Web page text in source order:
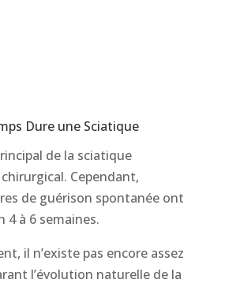
Dure une Sciatique
de la sciatique
Cependant,
de guérison spontanée ont
4 à 6 semaines.
il n’existe pas encore assez
l’évolution naturelle de la